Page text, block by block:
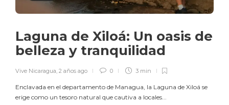
Laguna de Xiloá: Un oasis de
belleza y tranquilidad
Vive Nicaragua, 2 años ago 0 3 min
Enclavada en el departamento de Managua, la Laguna de Xiloá se
erige como un tesoro natural que cautiva a locales...